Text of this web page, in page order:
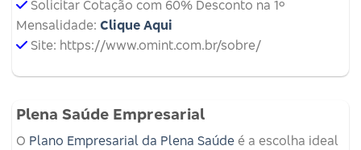
Solicitar Cotação com 60% Desconto na 1º
Mensalidade: Clique Aqui
Site: https://www.omint.com.br/sobre/
Plena Saúde Empresarial
O Plano Empresarial da Plena Saúde é a escolha ideal